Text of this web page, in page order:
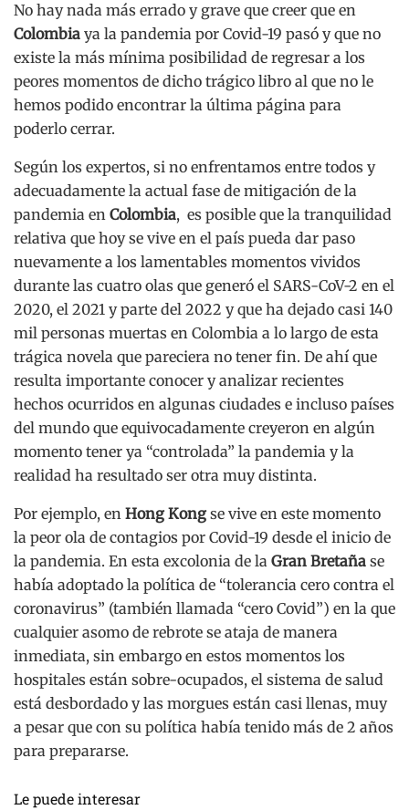
No hay nada más errado y grave que creer que en
Colombia ya la pandemia por Covid-19 pasó y que no
existe la más mínima posibilidad de regresar a los
peores momentos de dicho trágico libro al que no le
hemos podido encontrar la última página para
poderlo cerrar.
Según los expertos, si no enfrentamos entre todos y
adecuadamente la actual fase de mitigación de la
pandemia en Colombia, es posible que la tranquilidad
relativa que hoy se vive en el país pueda dar paso
nuevamente a los lamentables momentos vividos
durante las cuatro olas que generó el SARS-CoV-2 en el
2020, el 2021 y parte del 2022 y que ha dejado casi 140
mil personas muertas en Colombia a lo largo de esta
trágica novela que pareciera no tener fin. De ahí que
resulta importante conocer y analizar recientes
hechos ocurridos en algunas ciudades e incluso países
del mundo que equivocadamente creyeron en algún
momento tener ya “controlada” la pandemia y la
realidad ha resultado ser otra muy distinta.
Por ejemplo, en Hong Kong se vive en este momento
la peor ola de contagios por Covid-19 desde el inicio de
la pandemia. En esta excolonia de la Gran Bretaña se
había adoptado la política de “tolerancia cero contra el
coronavirus” (también llamada “cero Covid”) en la que
cualquier asomo de rebrote se ataja de manera
inmediata, sin embargo en estos momentos los
hospitales están sobre-ocupados, el sistema de salud
está desbordado y las morgues están casi llenas, muy
a pesar que con su política había tenido más de 2 años
para prepararse.
Le puede interesar